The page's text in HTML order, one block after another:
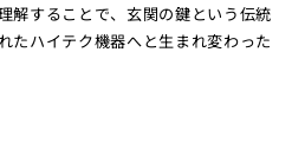
解することで、玄関の鍵という伝統
たハイテク機器へと生まれ変わった